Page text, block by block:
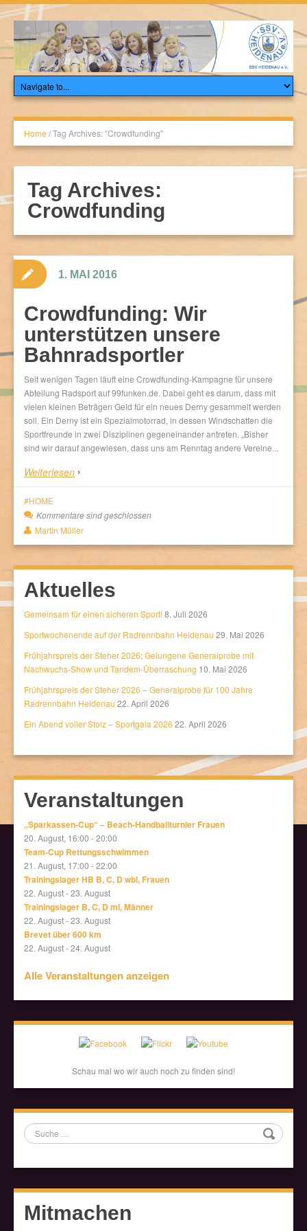
Home /Tag Archives: "Crowdfunding"
Tag Archives:
Crowdfunding
Crowdfunding: Wir
unterstützen unsere
Bahnradsportler
Seit wenigen Tagen läuft eine Crowdfunding-Kampagne für unsere
Abteilung Radsport auf 99funken.de. Dabei geht es darum, dass mit
vielen kleinen Beträgen Geld für ein neues Derny gesammelt werden
soll. Ein Derny ist ein Spezialmotorrad, in dessen Windschatten die
Sportfreunde in zwei Disziplinen gegeneinander antreten. „Bisher
sind wir darauf angewiesen, dass uns am Renntag andere Vereine...
Weiterlesen
1. MAI 2016
HOME
Kommentare sind geschlossen
Martin Müller
Aktuelles
Gemeinsam für einen sicheren Sport!8. Juli 2026
Sportwochenende auf der Radrennbahn Heidenau 29. Mai 2026
Frühjahrspreis der Steher 2026: Gelungene Generalprobe mit
Nachwuchs-Show und Tandem-Überraschung 10. Mai 2026
Frühjahrspreis der Steher 2026 – Generalprobe für 100 Jahre
Radrennbahn Heidenau 22. April 2026
Ein Abend voller Stolz – Sportgala 2026 22. April 2026
Veranstaltungen
„Sparkassen-Cup“ – Beach-Handballturnier Frauen
20. August, 16:00 -20:00
Team-Cup Rettungsschwimmen
21. August, 17:00 -22:00
Trainingslager HB B, C, D wbl, Frauen
22. August-23. August
Trainingslager B, C, D ml, Männer
22. August-23. August
Brevet über 600 km
22. August-24. August
Alle Veranstaltungen anzeigen
Schau mal wo wir auch noch zu finden sind!
Suche
Mitmachen